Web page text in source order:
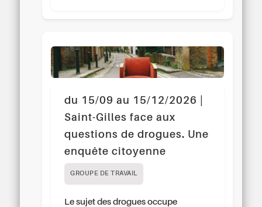
du 15/09 au 15/12/2026 |
Saint-Gilles face aux
questions de drogues. Une
enquête citoyenne
GROUPE DE TRAVAIL
Le sujet des drogues occupe